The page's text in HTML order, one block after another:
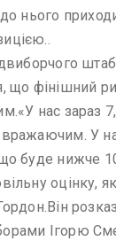
нього
що фінішний
нас зараз
У
буде нижче
оцінку,
Ігорю